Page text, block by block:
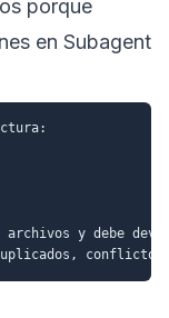
porque
en Subagent
8 archivos y debe